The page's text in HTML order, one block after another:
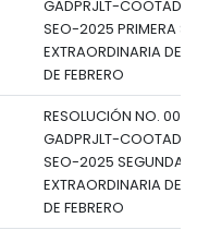
GADPRJLT-COOTAD-
SEO-2025 PRIMERA
EXTRAORDINARIA DEL
DE FEBRERO
RESOLUCIÓN NO. 004-
GADPRJLT-COOTAD-
SEO-2025 SEGUNDA
EXTRAORDINARIA DEL
DE FEBRERO